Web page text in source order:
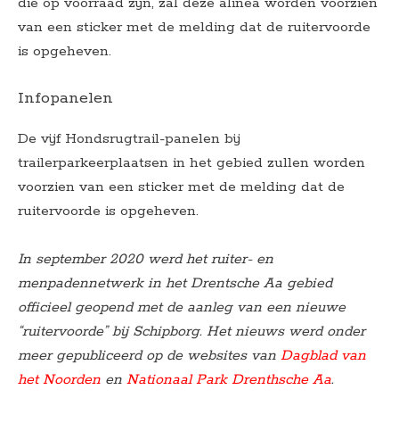
van een sticker met de melding dat de ruitervoorde
is opgeheven.
Infopanelen
De vijf Hondsrugtrail-panelen bij
trailerparkeerplaatsen in het gebied zullen worden
voorzien van een sticker met de melding dat de
ruitervoorde is opgeheven.
In september 2020 werd het ruiter- en
menpadennetwerk in het Drentsche Aa gebied
officieel geopend met de aanleg van een nieuwe
“ruitervoorde” bij Schipborg. Het nieuws werd onder
meer gepubliceerd op de websites van Dagblad van
het Noorden en Nationaal Park Drenthsche Aa.